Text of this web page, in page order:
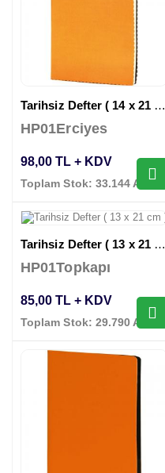
Tarihsiz Defter ( 14 x 21 cm )
HP01Erciyes
98,00 TL + KDV
Toplam Stok: 33.144 Adet
Tarihsiz Defter ( 13 x 21 cm )
HP01Topkapı
85,00 TL + KDV
Toplam Stok: 29.790 Adet